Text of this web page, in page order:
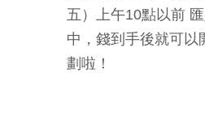
五）上午10點以前
中，錢到手後就可以
劃啦！